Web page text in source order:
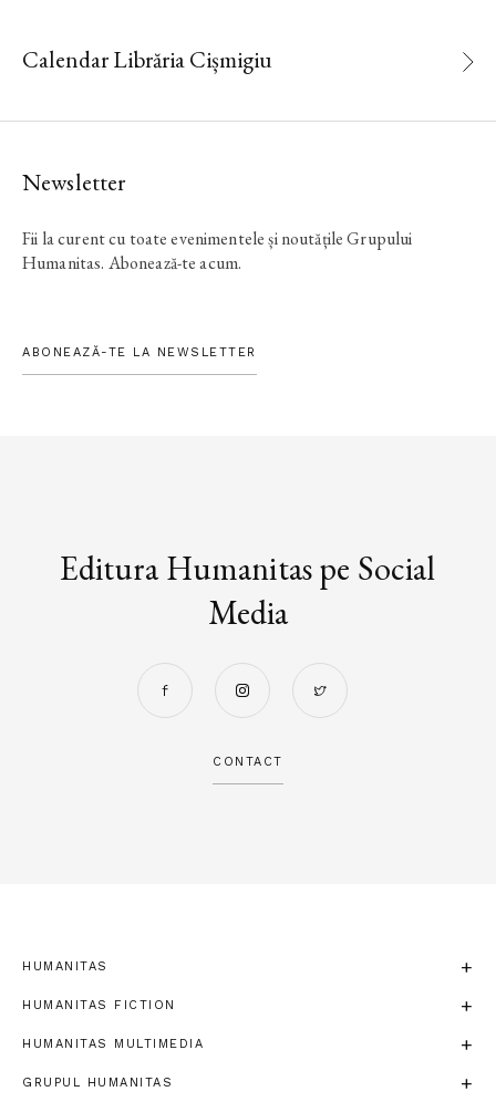
Calendar Librăria Cișmigiu
Newsletter
Fii la curent cu toate evenimentele și noutățile Grupului
Humanitas. Abonează-te acum.
ABONEAZĂ-TE LA NEWSLETTER
Editura Humanitas pe Social
Media
CONTACT
HUMANITAS
HUMANITAS FICTION
HUMANITAS MULTIMEDIA
GRUPUL HUMANITAS